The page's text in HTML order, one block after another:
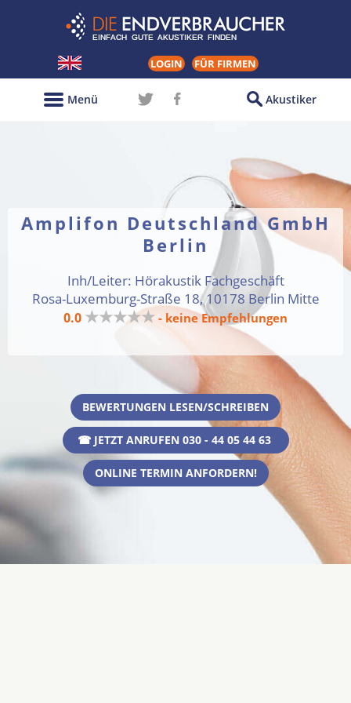
LOGIN FÜR FIRMEN
Akustiker
Menü
Amplifon Deutschland GmbH
Berlin
Inh/Leiter: Hörakustik Fachgeschäft
Rosa-Luxemburg-Straße 18, 10178 Berlin Mitte
0.0 ★★★★★ - keine Empfehlungen
BEWERTUNGEN LESEN/SCHREIBEN
☎ JETZT ANRUFEN 030 - 44 05 44 63
ONLINE TERMIN ANFORDERN!